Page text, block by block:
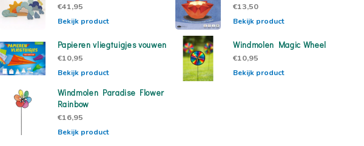
€41,95
Bekijk product
€13,50
Bekijk product
Papieren vliegtuigjes vouwen
€10,95
Bekijk product
Windmolen Magic Wheel
€10,95
Bekijk product
Windmolen Paradise Flower
Rainbow
€16,95
Bekijk product